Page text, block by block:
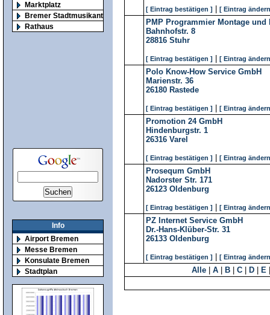
Marktplatz
Bremer Stadtmusikanten
Rathaus
Info
Airport Bremen
Messe Bremen
Konsulate Bremen
Stadtplan
[ Eintrag bestätigen ] [ Eintrag
PMP Programmier Montage
Bahnhofstr. 8
28816 Stuhr
[ Eintrag bestätigen ] [ Eintrag
Polo Know-How Service GmbH
Marienstr. 36
26180 Rastede
[ Eintrag bestätigen ] [ Eintrag
Promotion 24 GmbH
Hindenburgstr. 1
26316 Varel
[ Eintrag bestätigen ] [ Eintrag
Prosequm GmbH
Nadorster Str. 171
26123 Oldenburg
[ Eintrag bestätigen ] [ Eintrag
PZ Internet Service GmbH
Dr.-Hans-Klüber-Str. 31
26133 Oldenburg
[ Eintrag bestätigen ] [ Eintrag
Alle A B C D E